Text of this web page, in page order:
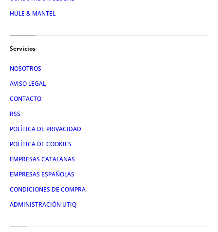
HULE & MANTEL
Servicios
NOSOTROS
AVISO LEGAL
CONTACTO
RSS
POLÍTICA DE PRIVACIDAD
POLÍTICA DE COOKIES
EMPRESAS CATALANAS
EMPRESAS ESPAÑOLAS
CONDICIONES DE COMPRA
ADMINISTRACIÓN UTIQ